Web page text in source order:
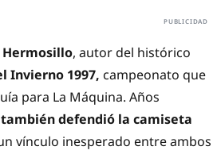
Hermosillo, autor del histórico
Invierno 1997, campeonato que
para La Máquina. Años
defendió la camiseta
vínculo inesperado entre ambos